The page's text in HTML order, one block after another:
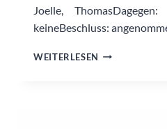
Joelle, ThomasDagegen:
keineBeschluss:
WEITERLESEN